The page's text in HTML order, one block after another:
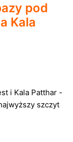
pod
Kala
i Kala Patthar -
szczyt